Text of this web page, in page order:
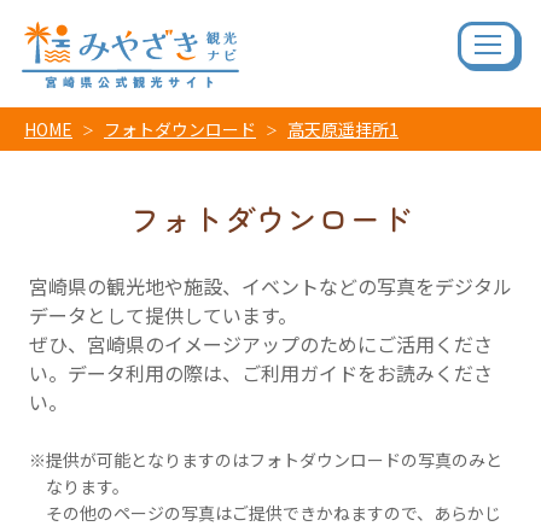
HOME フォトダウンロード 高天原遥拝所1
フォトダウンロード
宮崎県の観光地や施設、イベントなどの写真をデジタル
データとして提供しています。
ぜひ、宮崎県のイメージアップのためにご活用くださ
い。データ利用の際は、ご利用ガイドをお読みくださ
い。
提供が可能となりますのはフォトダウンロードの写真のみと
なります。
その他のページの写真はご提供できかねますので、あらかじ